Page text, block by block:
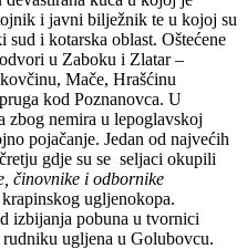
i javni bilježnik te u kojoj su
i kotarska oblast. Oštećene
u Zaboku i Zlatar –
Mače, Hrašćinu
kod Poznanovca. U
zbog nemira u lepoglavskoj
pojačanje. Jedan od najvećih
gdje su se seljaci okupili
činovnike i odbornike
ugljenokopa.
izbijanja pobuna u tvornici
ugljena u Golubovcu.